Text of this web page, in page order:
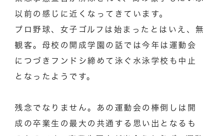
以前の感じに近くなってきています。
プロ野球、女子ゴルフは始まったとはいえ、無
観客。母校の開成学園の話では今年は運動会
につづきフンドシ締めて泳ぐ水泳学校も中止
となったようです。
残念でなりません。あの運動会の棒倒しは開
成の卒業生の最大の共通する思い出となるも